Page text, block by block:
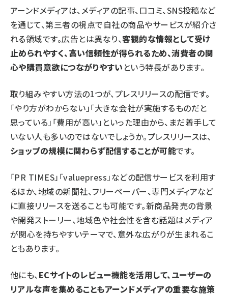
アーンドメディアは、メディアの記事、口コミ、SNS投稿など
を通じて、第三者の視点で自社の商品やサービスが紹介さ
れる領域です。広告とは異なり、客観的な情報として受け
止められやすく、高い信頼性が得られるため、消費者の関
心や購買意欲につながりやすい という特長があります。
取り組みやすい方法の1つが、プレスリリースの配信です。
「やり方がわからない」「大きな会社が実施するものだと
思っている」「費用が高い」といった理由から、まだ着手して
いない人も多いのではないでしょうか。プレスリリースは、
ショップの規模に関わらず配信することが可能です。
「PR TIMES」「valuepress」などの配信サービスを利用す
るほか、地域の新聞社、フリーペーパー、専門メディアなど
に直接リリースを送ることも可能です。新商品発売の背景
や開発ストーリー、地域色や社会性を含む話題はメディア
が関心を持ちやすいテーマで、意外な広がりが生まれるこ
ともあります。
他にも、 ECサイトのレビュー機能を活用して、ユーザーの
リアルな声を集めることもアーンドメディアの重要な施策